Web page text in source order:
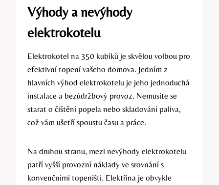
Výhody a nevýhody
elektrokotelu
Elektrokotel na‍ 350 kubíků je skvělou volbou pro
efektivní ​topení vašeho domova. Jedním z
‌hlavních výhod ‌elektrokotelu​ je jeho jednoduchá
instalace a‍ bezúdržbový provoz. Nemusíte se
starat o čištění ⁤popela‍ nebo skladování paliva,
což vám ušetří‌ spoustu času ⁤a práce.
Na druhou stranu, mezi nevýhody elektrokotelu
patří vyšší provozní náklady ve srovnání s
konvenčními topeništi. Elektřina⁤ je ‌obvykle